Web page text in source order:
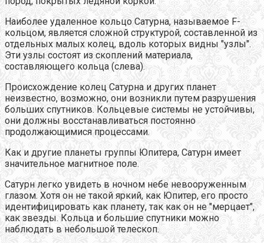
Наиболее удаленное кольцо Сатурна, называемое F-
кольцом, является сложной структурой, составленной из
отдельных малых колец, вдоль которых видны "узлы".
Эти узлы состоят из скоплений материала,
составляющего кольца (слева).
Происхождение колец Сатурна и других планет
неизвестно, возможно, они возникли путем разрушения
больших спутников. Кольцевые системы не устойчивы,
они должны восстанавливаться постоянно
продолжающимися процессами.
Как и другие планеты группы Юпитера, Сатурн имеет
значительное магнитное поле.
Сатурн легко увидеть в ночном небе невооруженным
глазом. Хотя он не такой яркий, как Юпитер, его просто
идентифицировать как планету, так как он не "мерцает",
как звезды. Кольца и большие спутники можно
наблюдать в небольшой телескоп.